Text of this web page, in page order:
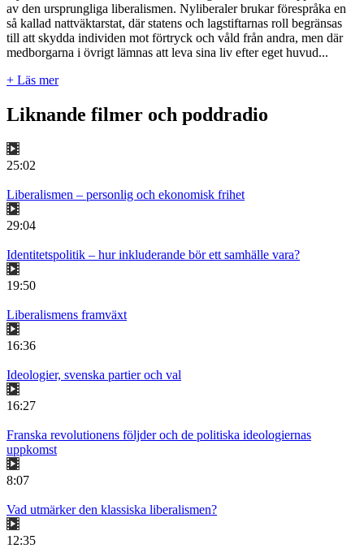
av den ursprungliga liberalismen. Nyliberaler brukar förespråka en
så kallad nattväktarstat, där statens och lagstiftarnas roll begränsas
till att skydda individen mot förtryck och våld från andra, men där
medborgarna i övrigt lämnas att leva sina liv efter eget huvud...
+ Läs mer
Liknande filmer och poddradio
25:02
Liberalismen – personlig och ekonomisk frihet
29:04
Identitetspolitik – hur inkluderande bör ett samhälle vara?
19:50
Liberalismens framväxt
16:36
Ideologier, svenska partier och val
16:27
Franska revolutionens följder och de politiska ideologiernas
uppkomst
8:07
Vad utmärker den klassiska liberalismen?
12:35